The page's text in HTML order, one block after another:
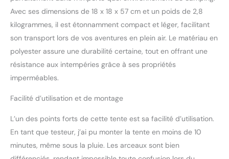
automatiquement,
donnant le temps de
s'échapper en cas
d'urgence Poteaux en
poteaux en fibre de verre
réponse au vent et aux
solaire UVGuard - les
tissus certifiés testés en
laboratoire avec un
SPF50 offrent une
Avec ses dimensions de 18 x 18 x 57 cm et un poids de 2,8
kilogrammes, il est étonnamment compact et léger, facilitant
son transport lors de vos aventures en plein air. Le matériau en
polyester assure une durabilité certaine, tout en offrant une
résistance aux intempéries grâce à ses propriétés
imperméables.
Facilité d’utilisation et de montage
L’un des points forts de cette tente est sa facilité d’utilisation.
En tant que testeur, j’ai pu monter la tente en moins de 10
minutes, même sous la pluie. Les arceaux sont bien